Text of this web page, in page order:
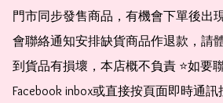
門市同步發售商品，有機會下單後出
會聯絡通知安排缺貨商品作退款，請
到貨品有損壞，本店概不負責 ⭐️如要
Facebook inbox或直接按頁面即時通